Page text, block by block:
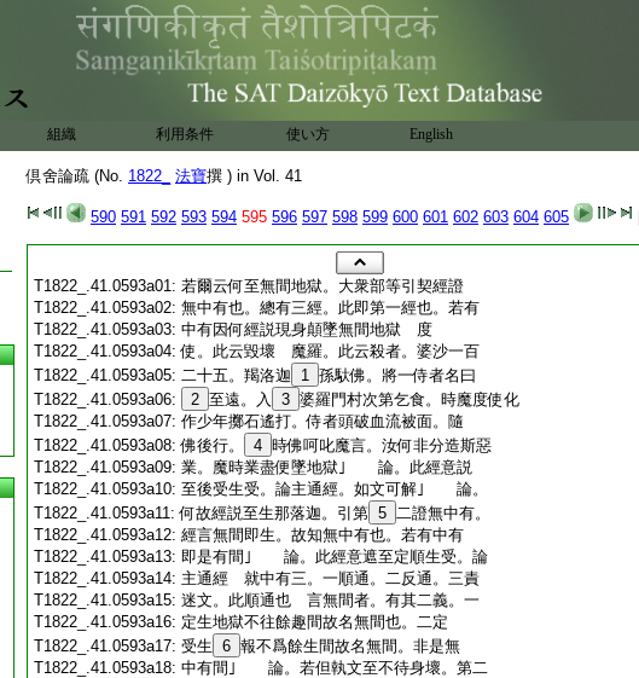
組織 利用条件 使い方 English
倶舍論疏 (No. 1822_ 法寶撰 ) in Vol. 41
590 591 592 593 594 595 596 597 598 599 600 601 602 603 604 605
T1822_.41.0593a01: 若爾云何至無間地獄。大衆部等引契經證
T1822_.41.0593a02: 無中有也。總有三經。此即第一經也。若有
T1822_.41.0593a03: 中有因何經説現身顛墜無間地獄 度
T1822_.41.0593a04:使。此云毀壞 魔羅。此云殺者。婆沙一百
T1822_.41.0593a05: 二十五。羯洛迦 1 孫馱佛。將一侍者名曰
T1822_.41.0593a06:
2 至遠。入 3 婆羅門村次第乞食。時魔度使化
T1822_.41.0593a07: 作少年擲石遙打。侍者頭破血流被面。隨
T1822_.41.0593a08:佛後行。 4 時佛呵叱魔言。汝何非分造斯惡
T1822_.41.0593a09: 業。魔時業盡便墜地獄｣ 論。此經意説
T1822_.41.0593a10: 至後受生受。論主通經。如文可解｣ 論。
T1822_.41.0593a11:何故經説至生那落迦。引第 5 二證無中有。
T1822_.41.0593a12: 經言無間即生。故知無中有也。若有中有
T1822_.41.0593a13: 即是有間｣ 論。此經意遮至定順生受。論
T1822_.41.0593a14: 主通經 就中有三。一順通。二反通。三責
T1822_.41.0593a15: 迷文。此順通也 言無間者。有其二義。一
T1822_.41.0593a16: 定生地獄不往餘趣間故名無間也。二定
T1822_.41.0593a17: 受生 6 報不爲餘生間故名無間。非是無
T1822_.41.0593a18: 中有間｣ 論。若但執文至不待身壞。第二